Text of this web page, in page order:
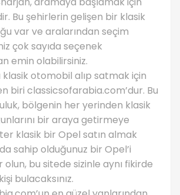
Bu şehirlerin gelişen bir klasik
var ve aralarından seçim
çok sayıda seçenek
emin olabilirsiniz.
klasik otomobil alıp satmak için
biri classicsofarabia.com’dur. Bu
bölgenin her yerinden klasik
bir araya getirmeye
klasik bir Opel satın almak
sahip olduğunuz bir Opel’i
bu sitede sizinle aynı fikirde
bulacaksınız.